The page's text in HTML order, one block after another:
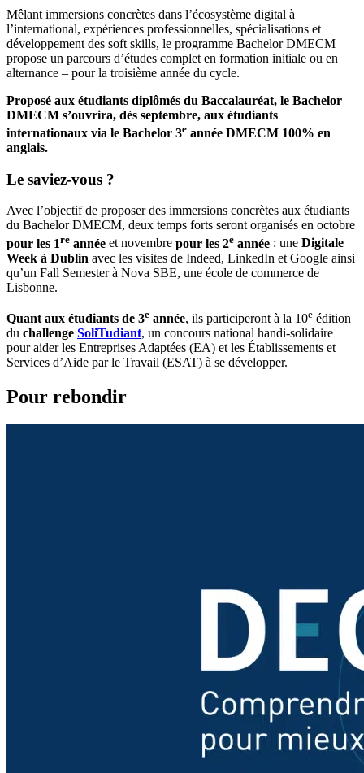
Mêlant immersions concrètes dans l’écosystème digital à
l’international, expériences professionnelles, spécialisations et
développement des soft skills, le programme Bachelor DMECM
propose un parcours d’études complet en formation initiale ou en
alternance – pour la troisième année du cycle.
Proposé aux étudiants diplômés du Baccalauréat, le Bachelor
DMECM s’ouvrira, dès septembre, aux étudiants
internationaux via le Bachelor 3e année DMECM 100% en
anglais.
Le saviez-vous ?
Avec l’objectif de proposer des immersions concrètes aux étudiants
du Bachelor DMECM, deux temps forts seront organisés en octobre
pour les 1re année et novembre pour les 2e année : une Digitale
Week à Dublin avec les visites de Indeed, LinkedIn et Google ainsi
qu’un Fall Semester à Nova SBE, une école de commerce de
Lisbonne.
Quant aux étudiants de 3e année, ils participeront à la 10e édition
du challenge SoliTudiant, un concours national handi-solidaire
pour aider les Entreprises Adaptées (EA) et les Établissements et
Services d’Aide par le Travail (ESAT) à se développer.
Pour rebondir